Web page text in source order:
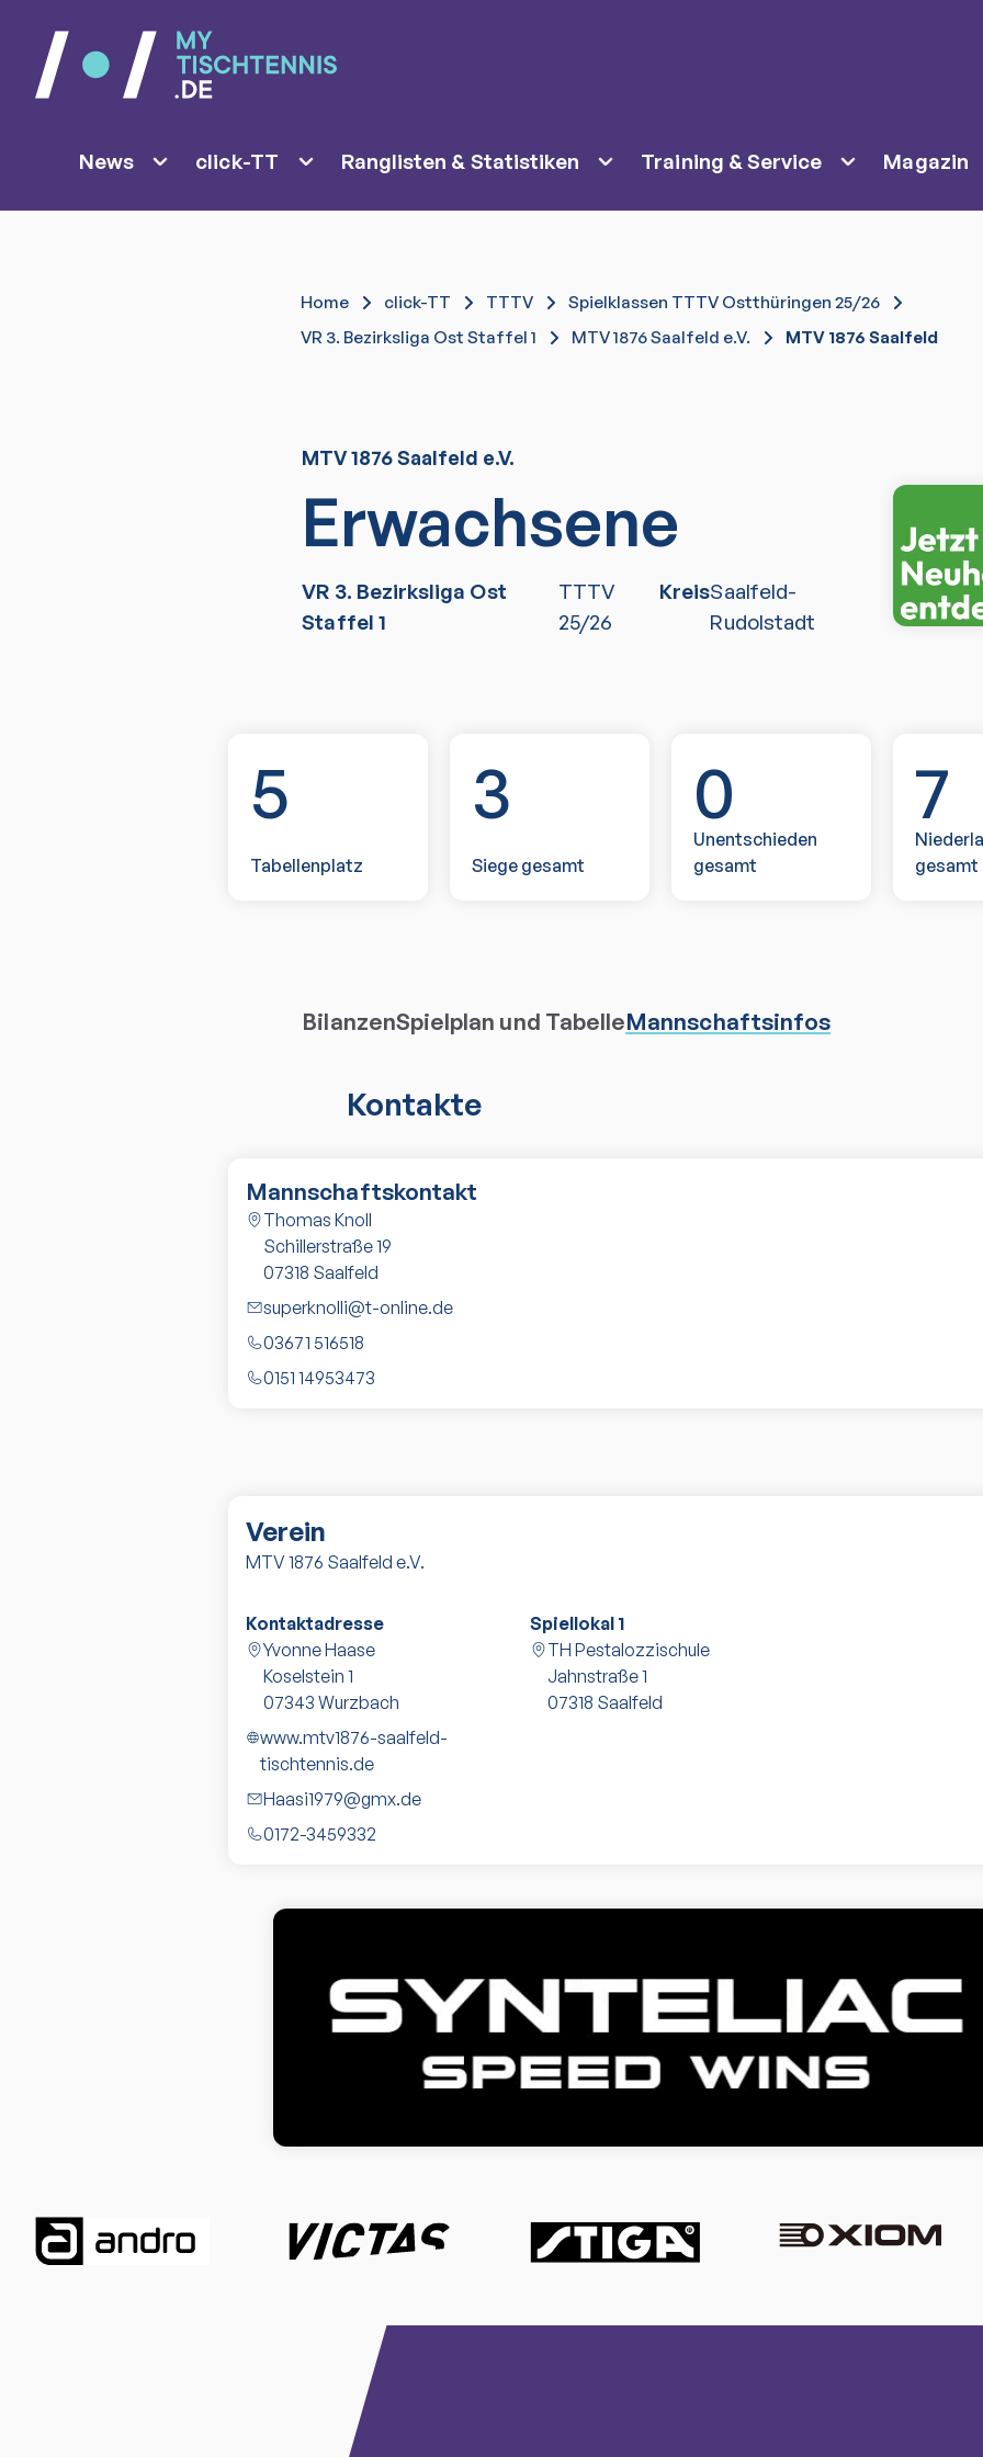
News click-TT Ranglisten & Statistiken Training & Service Magazin
Home click-TT TTTV
Spielklassen TTTV Ostthüringen 25/26
VR 3. Bezirksliga Ost Staffel 1
MTV 1876 Saalfeld e.V. MTV 1876 Saalfeld
MTV 1876 Saalfeld e.V.
Erwachsene
VR 3. Bezirksliga Ost
Staffel 1
TTTV
25/26
KreisSaalfeld-
Rudolstadt
5
Tabellenplatz
3
Siege gesamt
0
Unentschieden
gesamt
7
gesamt
BilanzenSpielplan und TabelleMannschaftsinfos
Kontakte
Mannschaftskontakt
Thomas Knoll
Schillerstraße 19
07318 Saalfeld
superknolli@t-online.de
03671 516518
0151 14953473
Verein
MTV 1876 Saalfeld e.V.
Kontaktadresse
Yvonne Haase
Koselstein 1
07343 Wurzbach
www.mtv1876-saalfeld-
tischtennis.de
Haasi1979@gmx.de
0172-3459332
Spiellokal 1
TH Pestalozzischule
Jahnstraße 1
07318 Saalfeld